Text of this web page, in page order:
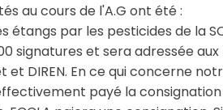
au cours de l'A.G ont été :
étangs par les pesticides de la
signatures et sera adressée
DIREN. En ce qui concerne
payé la